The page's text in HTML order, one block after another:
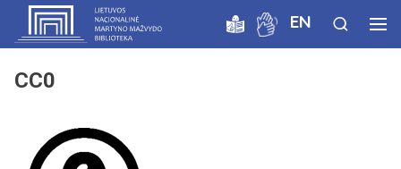
EN
CC0